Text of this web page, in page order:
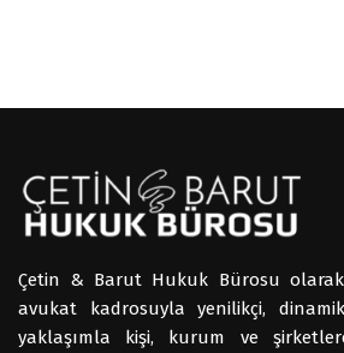
Çetin & Barut Hukuk Bürosu
avukat kadrosuyla yenilikçi,
yaklaşımla kişi, kurum ve